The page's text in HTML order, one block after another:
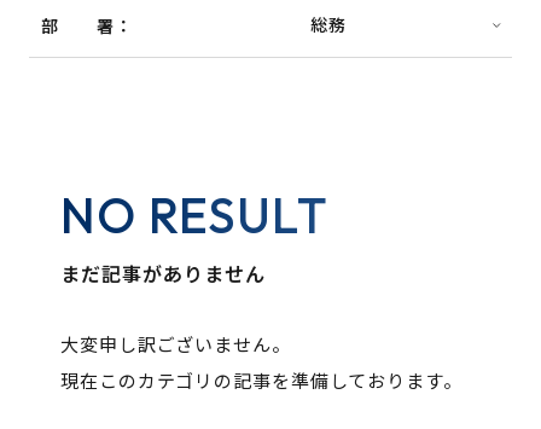
部署
NO RESULT
まだ記事がありません
大変申し訳ございません。
現在このカテゴリの記事を準備しております。